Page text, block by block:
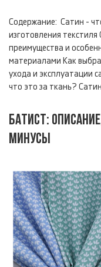
Содержание: Сатин -
изготовления
преимущества и
материалами Как
ухода и эксплуатации
что это за ткань?
БАТИСТ:
МИНУСЫ